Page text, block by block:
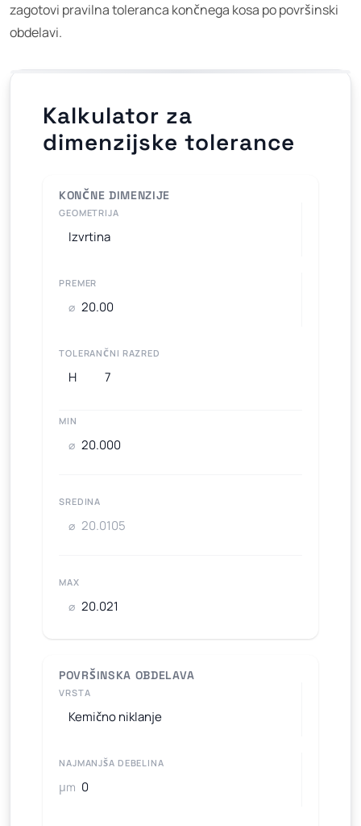
zagotovi pravilna toleranca končnega kosa po površinski
obdelavi.
Kalkulator za
dimenzijske tolerance
KONČNE DIMENZIJE
GEOMETRIJA
PREMER
⌀
TOLERANČNI RAZRED
MIN
⌀
SREDINA
⌀
MAX
⌀
POVRŠINSKA OBDELAVA
VRSTA
NAJMANJŠA DEBELINA
μm